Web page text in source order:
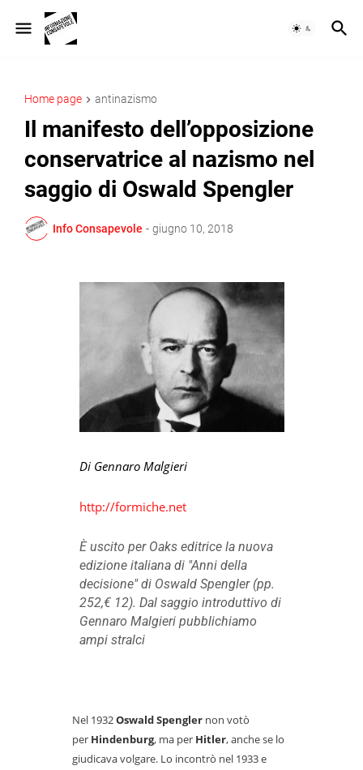
Home page antinazismo
Il manifesto dell’opposizione
conservatrice al nazismo nel
saggio di Oswald Spengler
Info Consapevole - giugno 10, 2018
Di Gennaro Malgieri
http://formiche.net
È uscito per Oaks editrice la nuova
edizione italiana di "Anni della
decisione" di Oswald Spengler (pp.
252,€ 12). Dal saggio introduttivo di
Gennaro Malgieri pubblichiamo
ampi stralci
Nel 1932Oswald Spengler non votò
per Hindenburg, ma per Hitler, anche se lo
giudicava volgare. Lo incontrò nel 1933 e